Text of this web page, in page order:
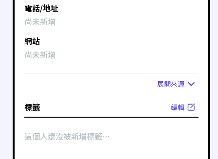
電話/地址
尚未新增
網站
尚未新增
展開來源
標籤 編輯
這個人還沒被新增標籤⋯